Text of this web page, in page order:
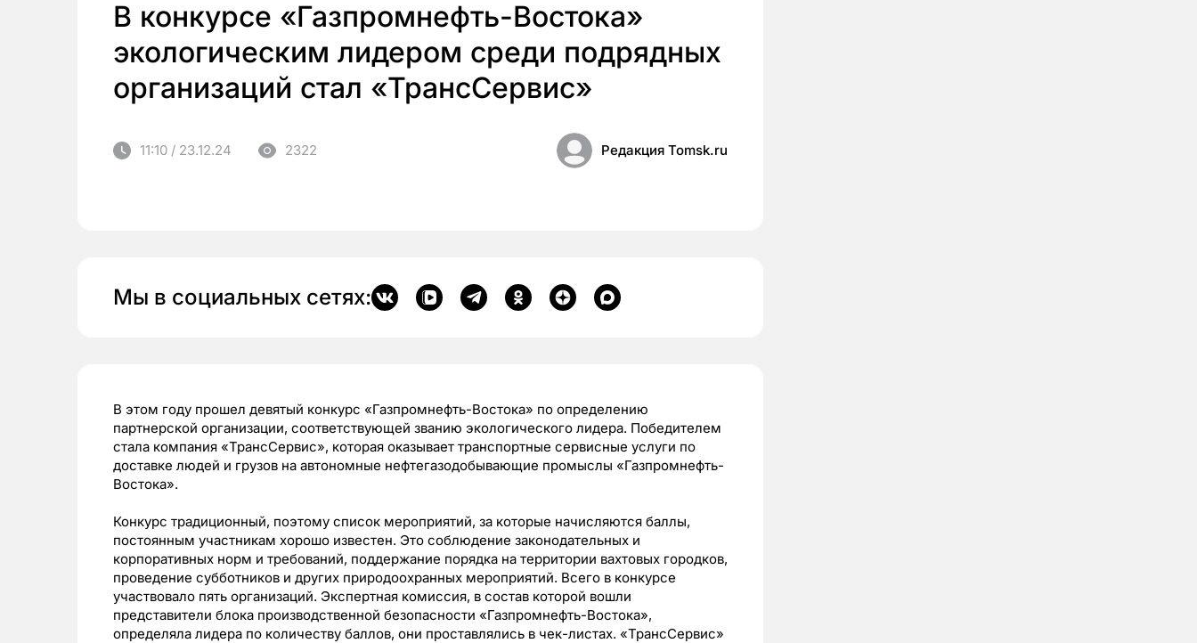
В конкурсе «Газпромнефть-Востока»
экологическим лидером среди подрядных
организаций стал «ТрансСервис»
11:10 / 23.12.24 2322 Редакция Tomsk.ru
Мы в социальных сетях:
В этом году прошел девятый конкурс «Газпромнефть-Востока» по определению
партнерской организации, соответствующей званию экологического лидера. Победителем
стала компания «ТрансСервис», которая оказывает транспортные сервисные услуги по
доставке людей и грузов на автономные нефтегазодобывающие промыслы «Газпромнефть-
Востока».
Конкурс традиционный, поэтому список мероприятий, за которые начисляются баллы,
постоянным участникам хорошо известен. Это соблюдение законодательных и
корпоративных норм и требований, поддержание порядка на территории вахтовых городков,
проведение субботников и других природоохранных мероприятий. Всего в конкурсе
участвовало пять организаций. Экспертная комиссия, в состав которой вошли
представители блока производственной безопасности «Газпромнефть-Востока»,
определяла лидера по количеству баллов, они проставлялись в чек-листах. «ТрансСервис»